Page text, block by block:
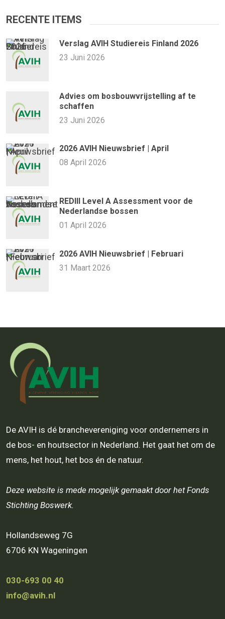
RECENTE ITEMS
Verslag AVIH Studiereis Finland 2026
23 Juni 2026
Advies om bosbouwvrijstelling af te
schaffen
23 Juni 2026
2026 AVIH Nieuwsbrief | April
08 April 2026
REDIII Level A Assessment voor de
Nederlandse bossen
01 April 2026
2026 AVIH Nieuwsbrief | Februari
31 Maart 2026
De AVIH is dé branchevereniging voor ondernemers in
de bos- en houtsector in Nederland. Het gaat het om de
mens, het hout, het bos én de natuur.
Deze website is mede mogelijk gemaakt door het Fonds
Stichting Boswerk.
Hollandseweg 7G
6706 KN Wageningen
030-693 00 40
info@avih.nl